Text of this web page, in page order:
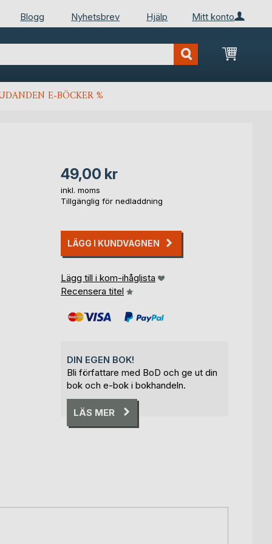
Mitt konto
Blogg Nyhetsbrev Hjälp
Min
E-BÖCKER %
49,00 kr
inkl. moms
Tillgänglig för nedladdning
LÄGG I KUNDVAGNEN
Lägg till i kom-ihåglista
Recensera titel
DIN EGEN BOK!
Bli författare med BoD och ge ut din
bok och e-bok i bokhandeln.
LÄS MER